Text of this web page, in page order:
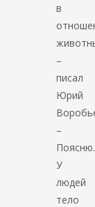
в
–
писал
Юрий
–
Поясню.
У
людей
тело